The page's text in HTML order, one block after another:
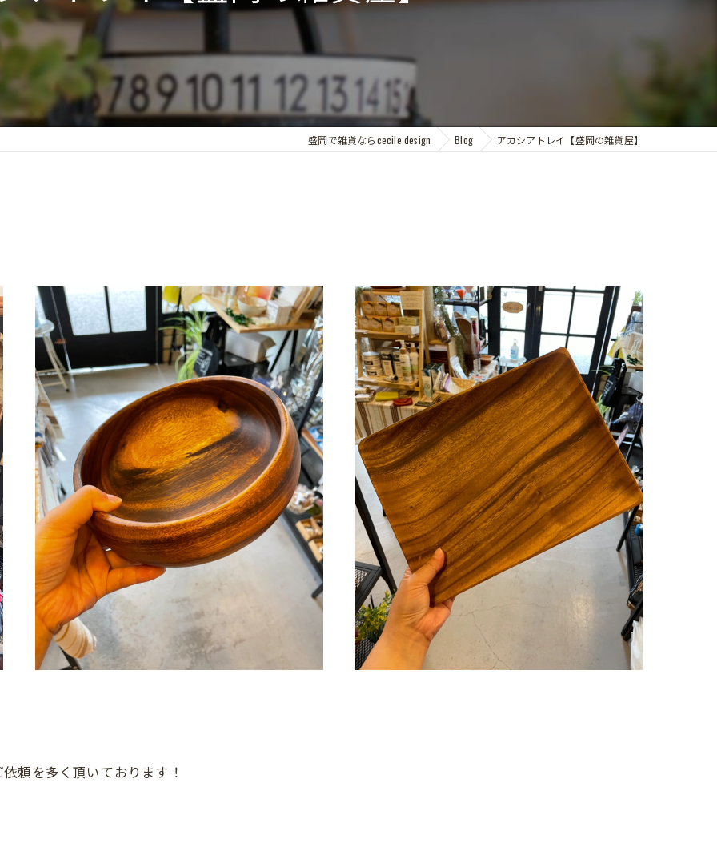
盛岡で雑貨ならcecile design Blog アカシアトレイ【盛岡の雑貨屋】
頼を多く頂いております！